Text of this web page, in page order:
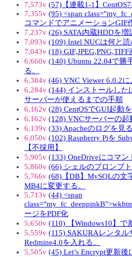
7,573v (57)【連載1-1】
7,355v (95) <span
コマンドでアニメーションGIF
7,237v (26) SATA内蔵HDDを増
7,093v (109) Intel NUCは何と読
7,043v (18)
6,660v (140) Ubuntu 22.04で勝
る。
6,384v (46) VNC Viewer 6.0.2に
6,284v (144) インストールした
サーバーが使えるまでの手順
6,162v (28) CentOSでGUI起動
6,162v (128) VNCサーバーの起
6,139v (33) Apacheのログを見る
6,050v (102) Raspberry Piを
【不採用】
5,905v (133) OneDriveにコマ
5,860v (66) シェルのプロンプ
5,766v (68)【DB】MySQLの文
MB4に変更する。
5,713v (44) <span
ージをPDF化
5,650v (110) 【Windows10】で
5,559v (115) SAKURAレンタル
Redmine4.0を入れる。
5,505v (45) Let’s Encrypt更新